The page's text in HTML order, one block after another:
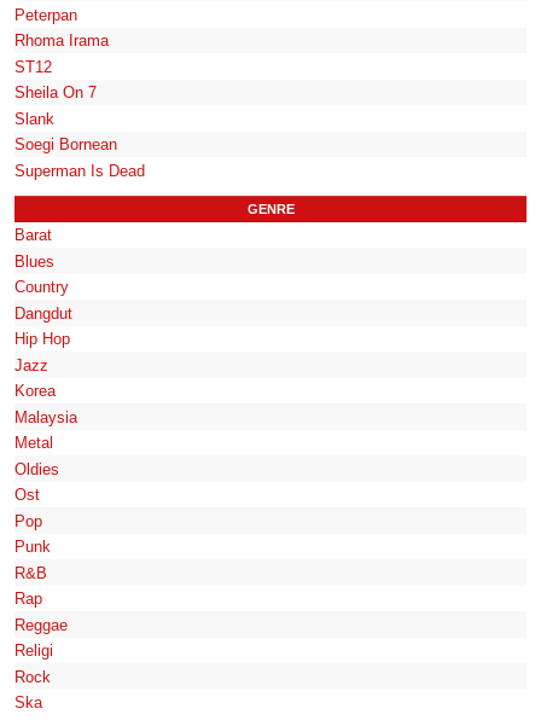
Peterpan
Rhoma Irama
ST12
Sheila On 7
Slank
Soegi Bornean
Superman Is Dead
GENRE
Barat
Blues
Country
Dangdut
Hip Hop
Jazz
Korea
Malaysia
Metal
Oldies
Ost
Pop
Punk
R&B
Rap
Reggae
Religi
Rock
Ska